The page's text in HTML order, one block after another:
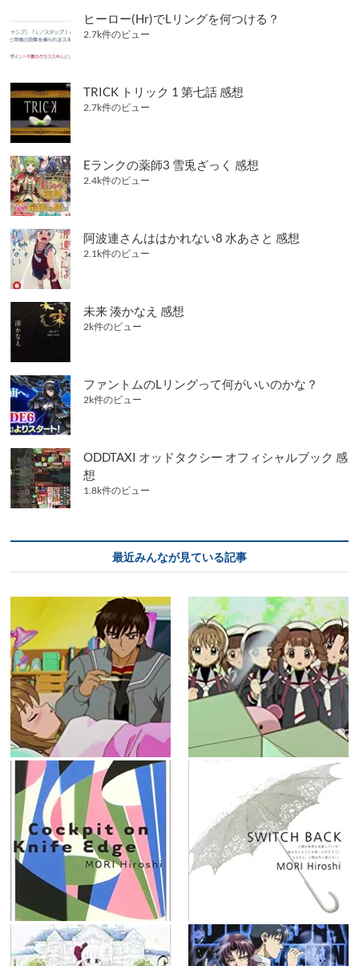
ヒーロー(Hr)でLリングを何つける？
2.7k件のビュー
TRICK トリック 1 第七話 感想
2.7k件のビュー
Eランクの薬師3 雪兎ざっく 感想
2.4k件のビュー
阿波連さんははかれない8 水あさと 感想
2.1k件のビュー
未来 湊かなえ 感想
2k件のビュー
ファントムのLリングって何がいいのかな？
2k件のビュー
ODDTAXI オッドタクシー オフィシャルブック 感
想
1.8k件のビュー
最近みんなが見ている記事